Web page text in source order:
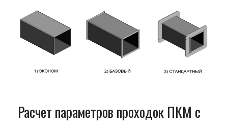
Расчет параметров проходок ПКМ с